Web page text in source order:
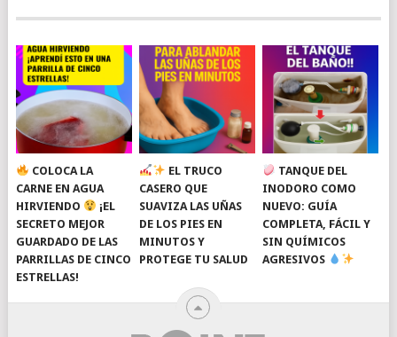
COLOCA LA
CARNE EN AGUA
HIRVIENDO
¡EL
SECRETO MEJOR
GUARDADO DE LAS
PARRILLAS DE CINCO
ESTRELLAS!
EL TRUCO
CASERO QUE
SUAVIZA LAS UÑAS
DE LOS PIES EN
MINUTOS Y
PROTEGE TU SALUD
TANQUE DEL
INODORO COMO
NUEVO: GUÍA
COMPLETA, FÁCIL Y
SIN QUÍMICOS
AGRESIVOS